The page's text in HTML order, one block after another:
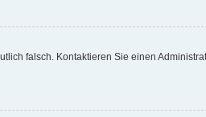
falsch. Kontaktieren Sie einen